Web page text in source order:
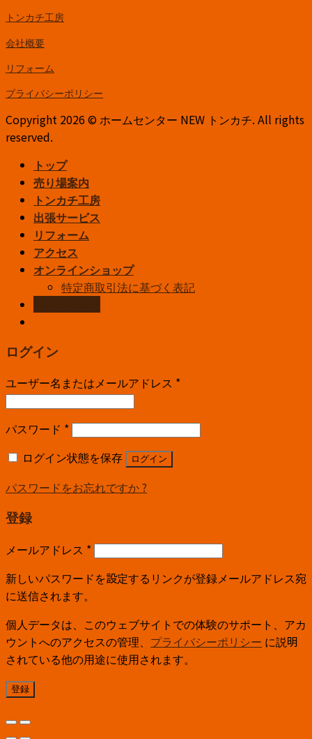
トンカチ工房
会社概要
リフォーム
プライバシーポリシー
Copyright 2026 © ホームセンター NEW トンカチ. All rights
reserved.
トップ
売り場案内
トンカチ工房
出張サービス
リフォーム
アクセス
オンラインショップ
特定商取引法に基づく表記
ログイン
ユーザー名またはメールアドレス *
パスワード *
ログイン状態を保存
ログイン
パスワードをお忘れですか ?
登録
メールアドレス *
新しいパスワードを設定するリンクが登録メールアドレス宛
に送信されます。
個人データは、このウェブサイトでの体験のサポート、アカ
ウントへのアクセスの管理、 プライバシーポリシー に説明
されている他の用途に使用されます。
登録